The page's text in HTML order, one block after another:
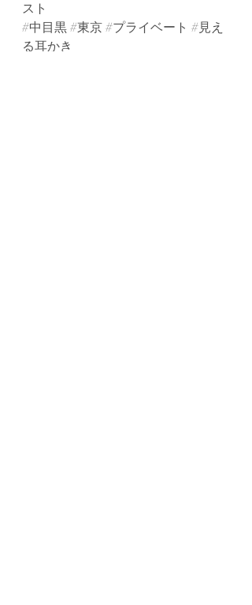
スト
#中目黒 #東京 #プライベート #見え
る耳かき